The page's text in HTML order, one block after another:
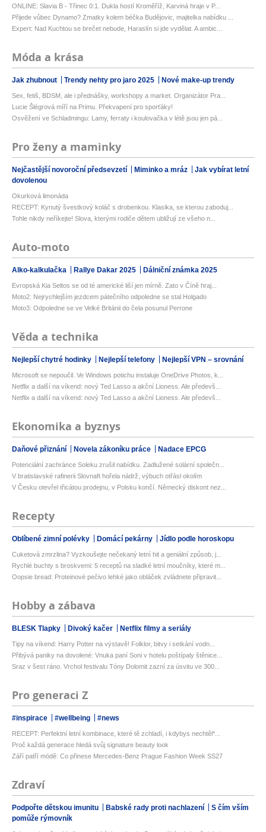
ONLINE: Slavia B - Třinec 0:1. Dukla hostí Kroměříž, Karviná hraje v P...
Přijede vůbec Dynamo? Zmatky kolem béčka Budějovic, majitelka nabídku ...
Expert: Nad Kuchtou se brečet nebude, Haraslín si jde vydělat. A ambic...
Móda a krása
Jak zhubnout Trendy nehty pro jaro 2025 Nové make-up trendy
Sex, fetiš, BDSM, ale i přednášky, workshopy a market. Organizátor Pra...
Lucie Šlégrová míří na Primu. Překvapení pro sporťáky!
Osvěžení ve Schladmingu: Lamy, ferraty i koulovačka v létě jsou jen pá...
Pro ženy a maminky
Nejčastější novoroční předsevzetí Miminko a mráz
Jak vybírat letní
dovolenou
Okurková limonáda
RECEPT: Kynutý švestkový koláč s drobenkou. Klasika, se kterou zaboduj...
Tohle nikdy neříkejte! Slova, kterými rodiče dětem ubližují ze všeho n...
Auto-moto
Alko-kalkulačka Rallye Dakar 2025 Dálniční známka 2025
Evropská Kia Seltos se od té americké liší jen mírně. Zato v Číně hraj...
Moto2: Nejrychlejším jezdcem pátečního odpoledne se stal Holgado
Moto3: Odpoledne se ve Velké Británii do čela posunul Perrone
Věda a technika
Nejlepší chytré hodinky Nejlepší telefony Nejlepší VPN – srovnání
Microsoft se nepoučil. Ve Windows potichu instaluje OneDrive Photos, k...
Netflix a další na víkend: nový Ted Lasso a akční Lioness. Ale předevš...
Netflix a další na víkend: nový Ted Lasso a akční Lioness. Ale předevš...
Ekonomika a byznys
Daňové přiznání Novela zákoníku práce Nadace EPCG
Potenciální zachránce Soleku zrušil nabídku. Zadlužené solární společn...
V bratislavské rafinerii Slovnaft hořela nádrž, výbuch otřásl okolím
V Česku otevřel třicátou prodejnu, v Polsku končí. Německý diskont nez...
Recepty
Oblíbené zimní polévky Domácí pekárny Jídlo podle horoskopu
Cuketová zmrzlina? Vyzkoušejte nečekaný letní hit a geniální způsob, j...
Rychlé buchty s broskvemi: 5 receptů na sladké letní moučníky, které m...
Oopsie bread: Proteinové pečivo lehké jako obláček zvládnete připravit...
Hobby a zábava
BLESK Tlapky Divoký kačer Netflix filmy a seriály
Tipy na víkend: Harry Potter na výstavě! Folklor, bitvy i setkání vodn...
Přibývá paniky na dovolené: Vnuka paní Soni v hotelu poštípaly štěnice...
Sraz v šest ráno. Vrchol festivalu Tóny Dolomit zazní za úsvitu ve 300...
Pro generaci Z
#inspirace #wellbeing #news
RECEPT: Perfektní letní kombinace, které tě zchladí, i kdybys nechtěl*...
Proč každá generace hledá svůj signature beauty look
Září patří módě: Co přinese Mercedes-Benz Prague Fashion Week SS27
Zdraví
Podpořte dětskou imunitu Babské rady proti nachlazení
S čím vším
pomůže rýmovník